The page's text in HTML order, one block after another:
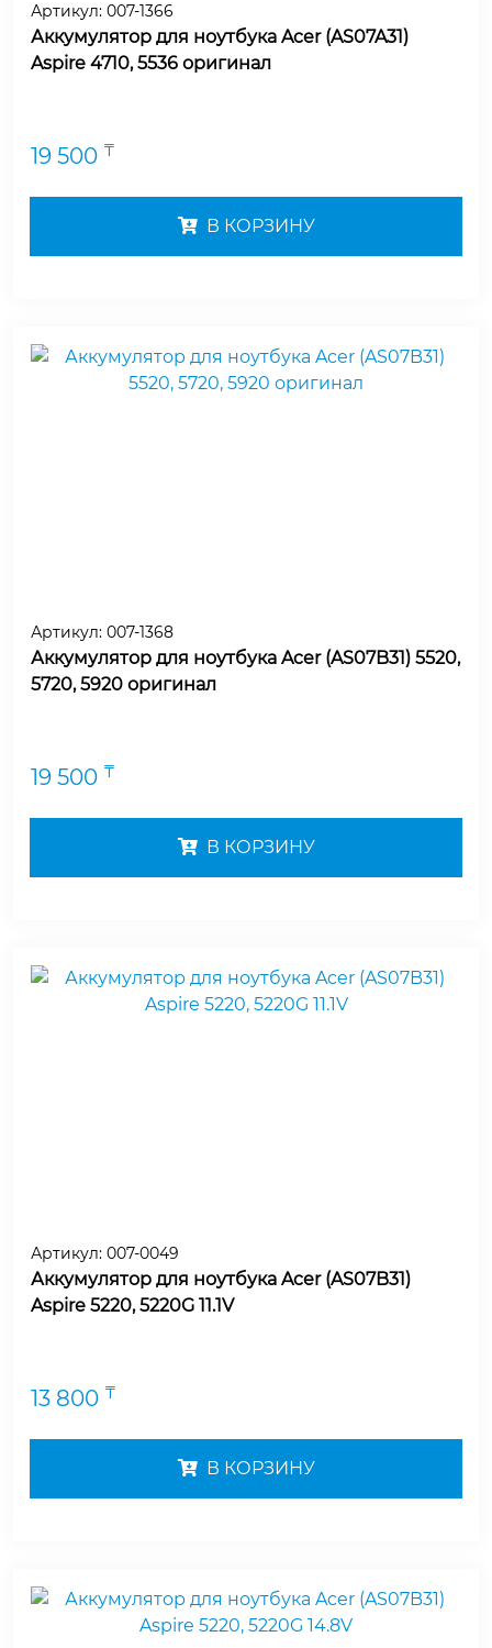
Артикул: 007-1366
Аккумулятор для ноутбука Acer (AS07A31)
Aspire 4710, 5536 оригинал
19 500 ₸
В КОРЗИНУ
Артикул: 007-1368
Аккумулятор для ноутбука Acer (AS07B31) 5520,
5720, 5920 оригинал
19 500 ₸
В КОРЗИНУ
Артикул: 007-0049
Аккумулятор для ноутбука Acer (AS07B31)
Aspire 5220, 5220G 11.1V
13 800 ₸
В КОРЗИНУ